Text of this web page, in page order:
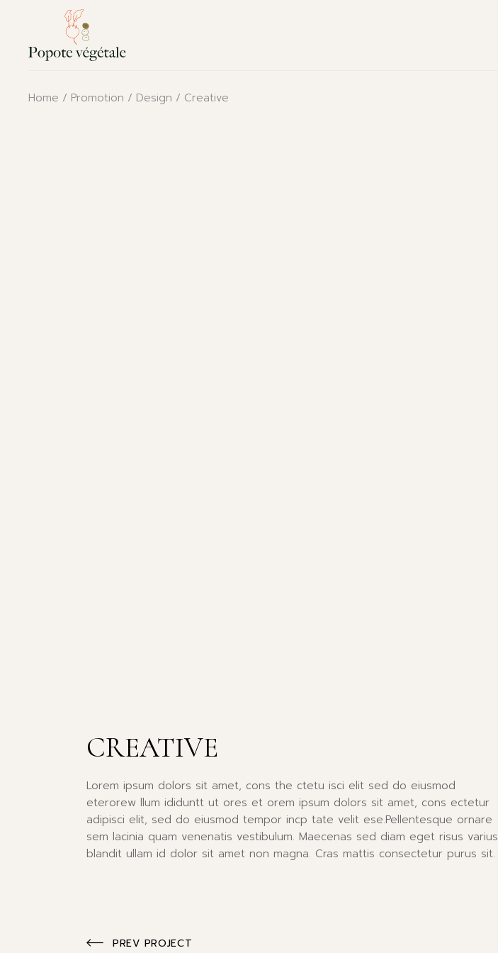
Home Promotion Design Creative
CREATIVE
Lorem ipsum dolors sit amet, cons the ctetu isci elit sed do eiusmod
eterorew llum ididuntt ut ores et orem ipsum dolors sit amet, cons ectetur
adipisci elit, sed do eiusmod tempor incp tate velit ese.Pellentesque ornare
sem lacinia quam venenatis vestibulum. Maecenas sed diam eget risus varius
blandit ullam id dolor sit amet non magna. Cras mattis consectetur purus sit.
PREV PROJECT